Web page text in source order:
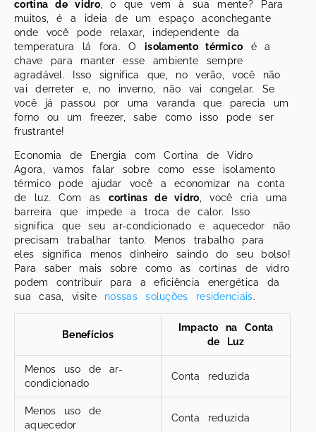
cortina de vidro, o que vem à sua mente? Para
muitos, é a ideia de um espaço aconchegante
onde você pode relaxar, independente da
temperatura lá fora. O isolamento térmico é a
chave para manter esse ambiente sempre
agradável. Isso significa que, no verão, você não
vai derreter e, no inverno, não vai congelar. Se
você já passou por uma varanda que parecia um
forno ou um freezer, sabe como isso pode ser
frustrante!
Economia de Energia com Cortina de Vidro
Agora, vamos falar sobre como esse isolamento
térmico pode ajudar você a economizar na conta
de luz. Com as cortinas de vidro, você cria uma
barreira que impede a troca de calor. Isso
significa que seu ar-condicionado e aquecedor não
precisam trabalhar tanto. Menos trabalho para
eles significa menos dinheiro saindo do seu bolso!
Para saber mais sobre como as cortinas de vidro
podem contribuir para a eficiência energética da
sua casa, visite nossas soluções residenciais.
Benefícios
Impacto na Conta
de Luz
Menos uso de ar-
condicionado
Conta reduzida
Menos uso de
aquecedor
Conta reduzida